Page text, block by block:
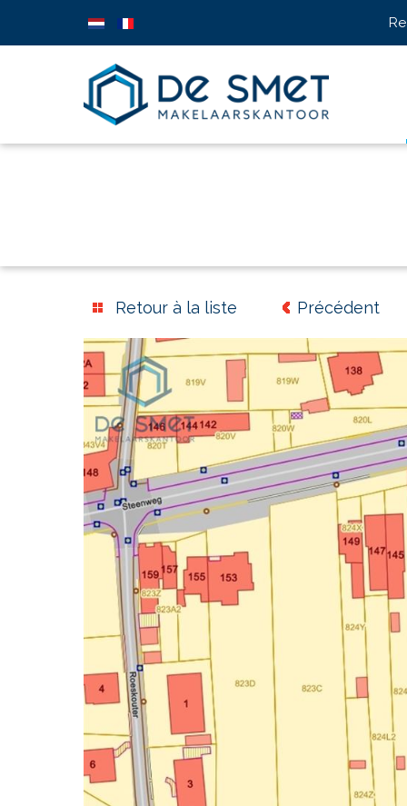
Retour à la liste Précédent